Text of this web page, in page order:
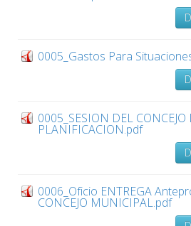
0005_Gastos Para
0005_SESION DEL CONCEJO
PLANIFICACION.pdf
0006_Oficio ENTREGA
CONCEJO MUNICIPAL.pdf